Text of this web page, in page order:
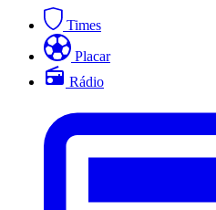
Times
Placar
Rádio